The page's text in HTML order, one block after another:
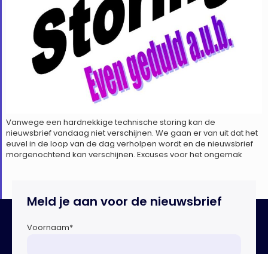
Vanwege een hardnekkige technische storing kan de
nieuwsbrief vandaag niet verschijnen. We gaan er van uit dat het
euvel in de loop van de dag verholpen wordt en de nieuwsbrief
morgenochtend kan verschijnen. Excuses voor het ongemak
Meld je aan voor de nieuwsbrief
Voornaam*